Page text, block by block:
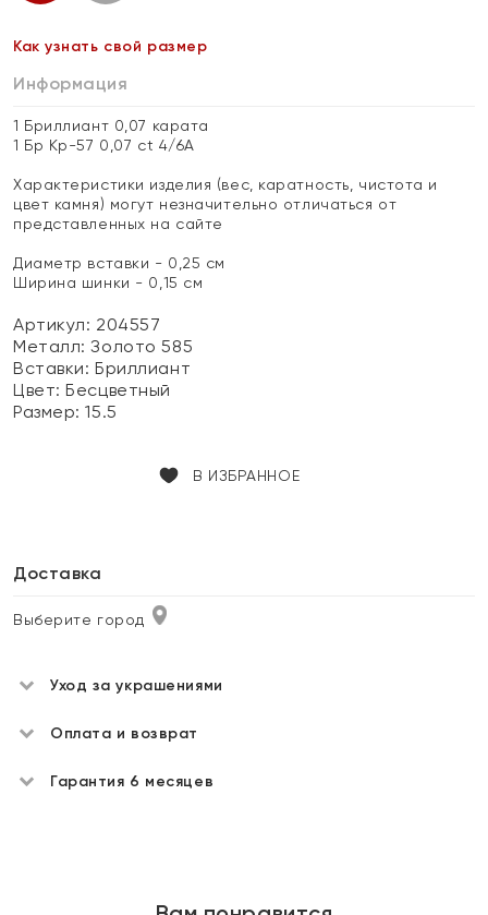
Как узнать свой размер
Информация
1 Бриллиант 0,07 карата
1 Бр Кр-57 0,07 ct 4/6А
Характеристики изделия (вес, каратность, чистота и
цвет камня) могут незначительно отличаться от
представленных на сайте
Диаметр вставки - 0,25 см
Ширина шинки - 0,15 см
Артикул: 204557
Металл:Золото 585
Вставки:Бриллиант
Цвет:Бесцветный
Размер:15.5
В ИЗБРАННОЕ
Доставка
Выберите город
Уход за украшениями
Оплата и возврат
Гарантия 6 месяцев